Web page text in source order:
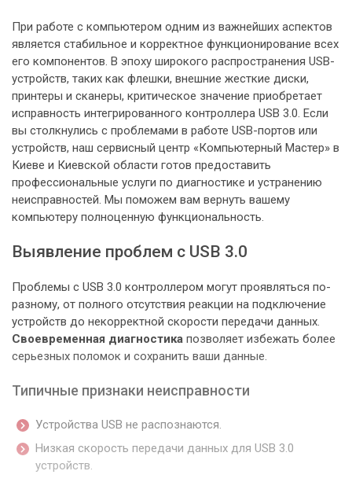
При работе с компьютером одним из важнейших аспектов
является стабильное и корректное функционирование всех
его компонентов. В эпоху широкого распространения USB-
устройств, таких как флешки, внешние жесткие диски,
принтеры и сканеры, критическое значение приобретает
исправность интегрированного контроллера USB 3.0. Если
вы столкнулись с проблемами в работе USB-портов или
устройств, наш сервисный центр «Компьютерный Мастер» в
Киеве и Киевской области готов предоставить
профессиональные услуги по диагностике и устранению
неисправностей. Мы поможем вам вернуть вашему
компьютеру полноценную функциональность.
Выявление проблем с USB 3.0
Проблемы с USB 3.0 контроллером могут проявляться по-
разному, от полного отсутствия реакции на подключение
устройств до некорректной скорости передачи данных.
Своевременная диагностика позволяет избежать более
серьезных поломок и сохранить ваши данные.
Типичные признаки неисправности
Устройства USB не распознаются.
Низкая скорость передачи данных для USB 3.0
устройств.